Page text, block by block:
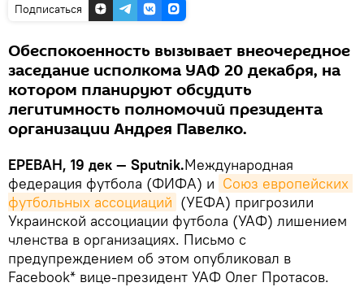
Подписаться
Обеспокоенность вызывает внеочередное
заседание исполкома УАФ 20 декабря, на
котором планируют обсудить
легитимность полномочий президента
организации Андрея Павелко.
ЕРЕВАН, 19 дек — Sputnik.Международная
федерация футбола (ФИФА) и Союз европейских
футбольных ассоциаций (УЕФА) пригрозили
Украинской ассоциации футбола (УАФ) лишением
членства в организациях. Письмо с
предупреждением об этом опубликовал в
Facebook* вице-президент УАФ Олег Протасов.